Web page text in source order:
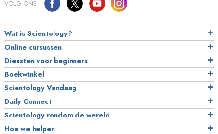
VOLG ONS
Wat is Scientology?
Online cursussen
Diensten voor beginners
Boekwinkel
Scientology Vandaag
Daily Connect
Scientology rondom de wereld
Hoe we helpen